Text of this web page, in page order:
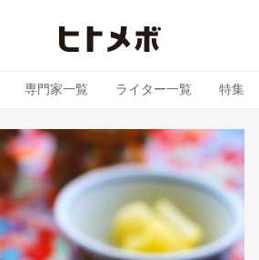
専門家一覧 ライター一覧 特集